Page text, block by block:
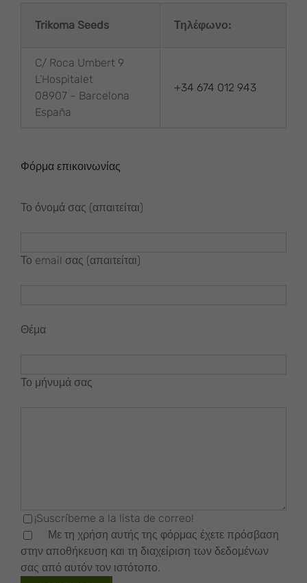
Trikoma Seeds Τηλέφωνο:
C/ Roca Umbert 9
L’Hospitalet
08907 – Barcelona
España
+34 674 012 943
Φόρμα επικοινωνίας
Το όνομά σας (απαιτείται)
Το email σας (απαιτείται)
Θέμα
Το μήνυμά σας
¡Suscríbeme a la lista de correo!
Με τη χρήση αυτής της φόρμας έχετε πρόσβαση
στην αποθήκευση και τη διαχείριση των δεδομένων
σας από αυτόν τον ιστότοπο.